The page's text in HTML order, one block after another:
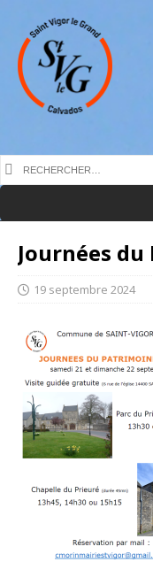
Journées
19 septembre 2024